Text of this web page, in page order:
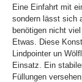
Eine Einfahrt mit
sondern lässt sich
benötigen nicht
Etwas. Diese
Lindpointer un
Einsatz. Ein
Füllungen